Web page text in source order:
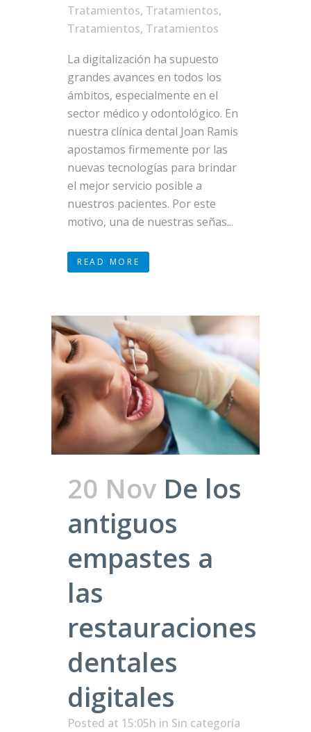
Tratamientos, Tratamientos,
Tratamientos, Tratamientos
La digitalización ha supuesto
grandes avances en todos los
ámbitos, especialmente en el
sector médico y odontológico. En
nuestra clínica dental Joan Ramis
apostamos firmemente por las
nuevas tecnologías para brindar
el mejor servicio posible a
nuestros pacientes. Por este
motivo, una de nuestras señas...
READ MORE
20 Nov De los
antiguos
empastes a
las
restauraciones
dentales
digitales
Posted at 15:05h in Sin categoría